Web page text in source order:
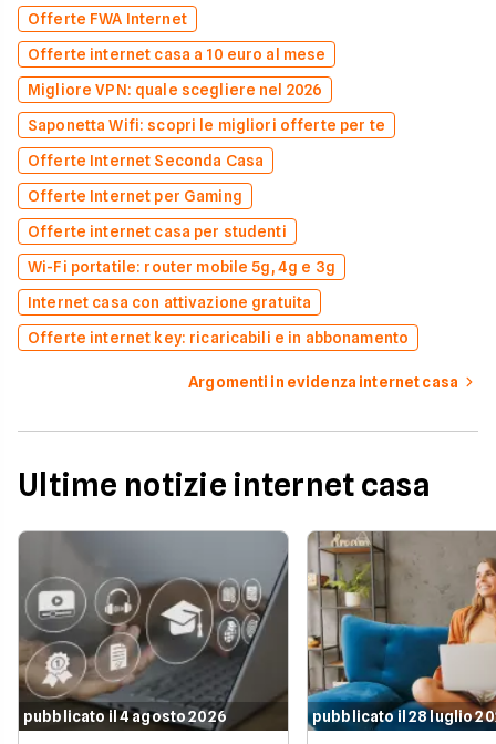
Offerte FWA Internet
Offerte internet casa a 10 euro al mese
Migliore VPN: quale scegliere nel 2026
Saponetta Wifi: scopri le migliori offerte per te
Offerte Internet Seconda Casa
Offerte Internet per Gaming
Offerte internet casa per studenti
Wi-Fi portatile: router mobile 5g, 4g e 3g
Internet casa con attivazione gratuita
Offerte internet key: ricaricabili e in abbonamento
Argomenti in evidenza internet casa
Ultime notizie internet casa
pubblicato il 4 agosto 2026 pubblicato il 28 luglio